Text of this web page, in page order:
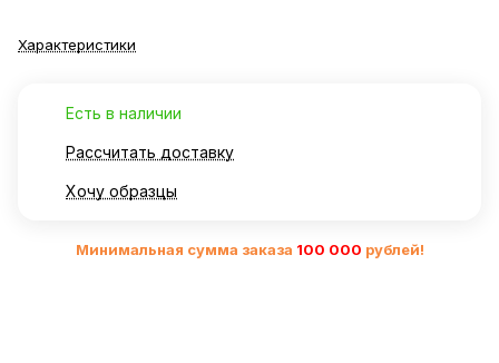
Характеристики
Есть в наличии
Рассчитать доставку
Хочу образцы
Минимальная сумма заказа 100 000 рублей!